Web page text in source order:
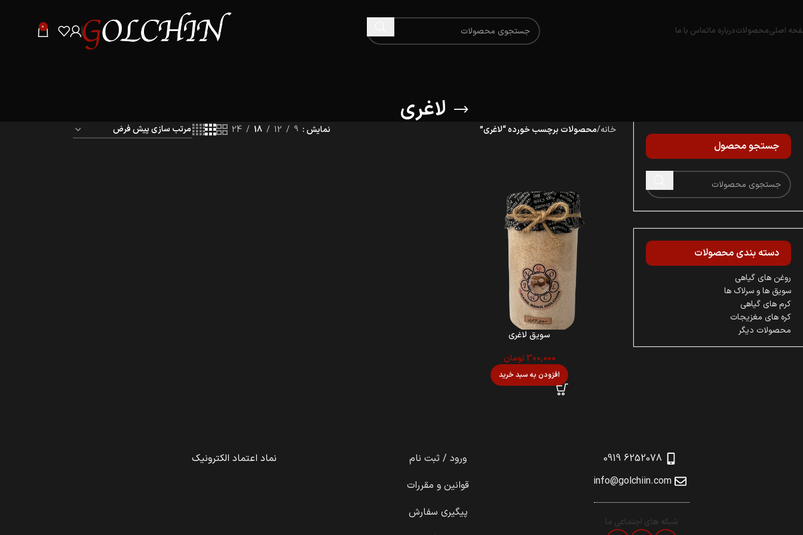
اصلیمحصولاتدرباره ماتماس با ما 0
لاغری
جستجو محصول
دسته‌ بندی محصولات
روغن های گیاهی
سویق ها و سرلاک ها
کرم های گیاهی
کره های مغزیجات
محصولات دیگر
خانه محصولات برچسب خورده “لاغری” نمایش 9
12
18
24
سویق لاغری
300,000 تومان
افزودن به سبد خرید
6252078 0919
info@golchiin.com
شبکه های اجتماعی ما
ورود / ثبت نام
قوانین و مقررات
پیگیری سفارش
نماد اعتماد الکترونیک